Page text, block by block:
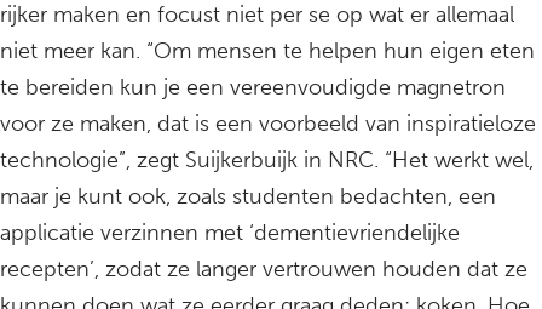
rijker maken en focust niet per se op wat er allemaal
niet meer kan. “Om mensen te helpen hun eigen eten
te bereiden kun je een vereenvoudigde magnetron
voor ze maken, dat is een voorbeeld van inspiratieloze
technologie”, zegt Suijkerbuijk in NRC. “Het werkt wel,
maar je kunt ook, zoals studenten bedachten, een
applicatie verzinnen met ‘dementievriendelijke
recepten’, zodat ze langer vertrouwen houden dat ze